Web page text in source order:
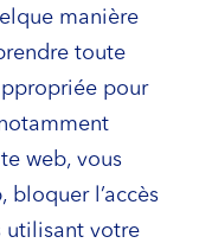
manière
toute
pour
web, vous
bloquer l’accès
utilisant votre